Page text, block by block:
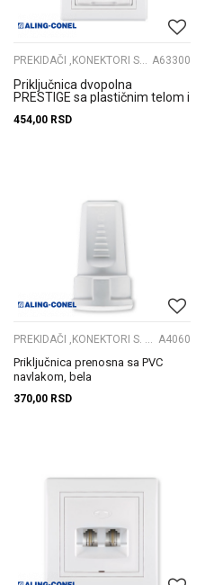
A63300
Priključnica dvopolna
PRESTIGE sa plastičnim telom i
454,00 RSD
PREKIDAČI ,KONEKTORI S. GRLA A4060
Priključnica prenosna sa PVC
navlakom, bela
370,00 RSD